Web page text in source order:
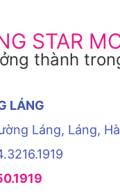
STAR
thành
LÁNG
Láng, Láng,